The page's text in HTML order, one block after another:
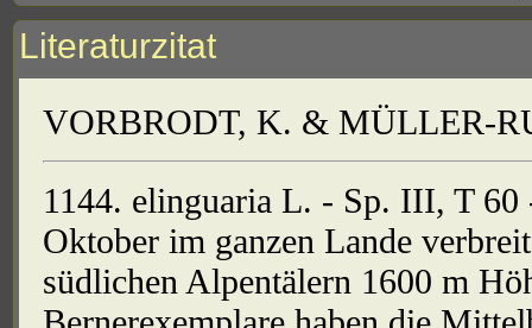
Literaturzitat
VORBRODT, K. & MÜLLER-
1144. elinguaria L. - Sp. III, T
Oktober im ganzen Lande
südlichen Alpentälern 1600 m